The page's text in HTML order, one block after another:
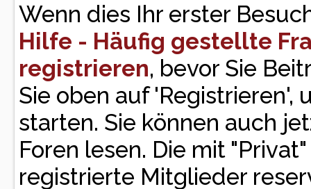
Wenn dies Ihr erster
Hilfe - Häufig gestellte
registrieren, bevor Sie
Sie oben auf 'Registrieren',
starten. Sie können auch
Foren lesen. Die mit
registrierte Mitglieder